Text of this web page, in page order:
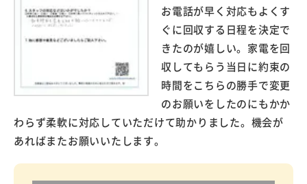
お電話が早く対応もよくす
ぐに回収する日程を決定で
きたのが嬉しい。家電を回
収してもらう当日に約束の
時間をこちらの勝手で変更
のお願いをしたのにもかか
わらず柔軟に対応していただけて助かりました。機会が
あればまたお願いいたします。